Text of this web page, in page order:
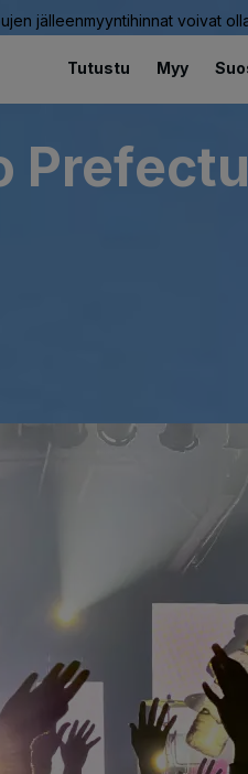
jälleenmyyntihinnat voivat
Tutustu Myy